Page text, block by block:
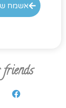
אשמח